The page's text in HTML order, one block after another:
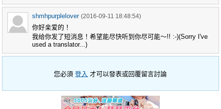
shmhpurplelover (2016-09-11 18:48:54)
你好亲爱的！
我给你发了短消息！希望能尽快听到你尽可能〜!! :-)(Sorry I've
used a translator...)
您必須登入 才可以發表或回覆留言討論